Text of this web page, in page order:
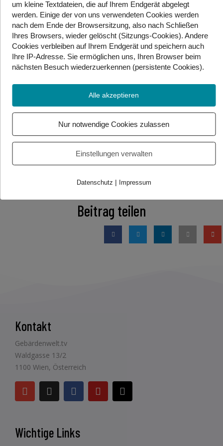
sind, eine globale Gesundheitskrise auszulösen – so
wie jetzt. Eine Pandemie ist also eine Epidemie nur in
Groß – in XXL – oder anders gesagt: jede Pandemie
war einmal eine Epidemie. Seit 2005 entscheidet die
WHO darüber, ab wann eine Infektionskrankheit als
Pandemie eingestuft wird. Eine Pandemie bedeutet
oder tödlich ist, sondern quasi nur, dass es sich schnell
ausbreitet und außer Kontrolle ist. (red)
Icons made byVitaly Gorbatschowfrom
Foto/Video Credits: Flaticon / Gebärdenwelt
Beitrag teilen
Kontakt
Gebärdenwelt.tv
Waldgasse 13/2
1100 Wien, Österreich
Wichtige Links
um kleine Textdateien, die auf Ihrem Endgerät abgelegt
werden. Einige der von uns verwendeten Cookies werden
nach dem Ende der Browsersitzung, also nach Schließen
Ihres Browsers, wieder gelöscht (Sitzungs-Cookies). Andere
Cookies verbleiben auf Ihrem Endgerät und speichern auch
Ihre IP-Adresse. Sie ermöglichen uns, Ihren Browser beim
nächsten Besuch wiederzuerkennen (persistente Cookies).
Alle akzeptieren
Nur notwendige Cookies zulassen
Einstellungen verwalten
Datenschutz | Impressum